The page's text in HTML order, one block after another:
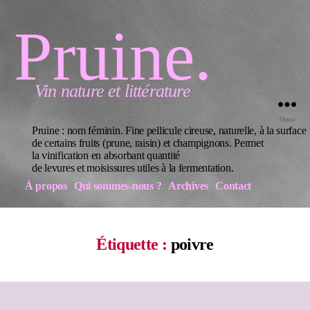
Pruine.
Vin nature et littérature
Menu
Étiquette : poivre
Pruine : nom féminin. Fine pellicule cireuse, naturelle, à la surface
de certains fruits (prune, raisin) et champignons. Permet
la vinification en absorbant quantité
de levures et moisissures utiles à la fermentation.
À propos
Qui sommes-nous ? Archives Contact